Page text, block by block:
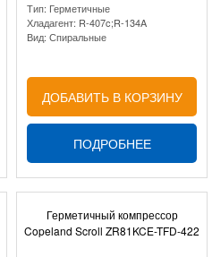
Тип: Герметичные
Хладагент: R-407c;R-134A
Вид: Спиральные
ДОБАВИТЬ В КОРЗИНУ
ПОДРОБНЕЕ
Герметичный компрессор
Copeland Scroll ZR81KCE-TFD-422